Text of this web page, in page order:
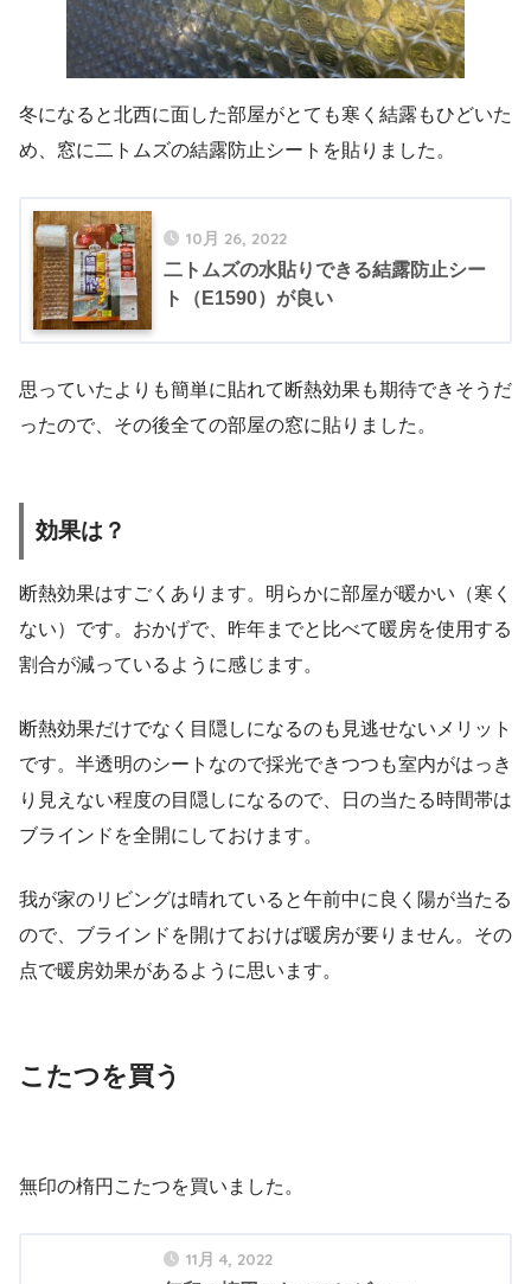
冬になると北西に面した部屋がとても寒く結露もひどいた
め、窓に二トムズの結露防止シートを貼りました。
10月 26, 2022
二トムズの水貼りできる結露防止シー
ト（E1590）が良い
思っていたよりも簡単に貼れて断熱効果も期待できそうだ
ったので、その後全ての部屋の窓に貼りました。
効果は？
断熱効果はすごくあります。明らかに部屋が暖かい（寒く
ない）です。おかげで、昨年までと比べて暖房を使用する
割合が減っているように感じます。
断熱効果だけでなく目隠しになるのも見逃せないメリット
です。半透明のシートなので採光できつつも室内がはっき
り見えない程度の目隠しになるので、日の当たる時間帯は
ブラインドを全開にしておけます。
我が家のリビングは晴れていると午前中に良く陽が当たる
ので、ブラインドを開けておけば暖房が要りません。その
点で暖房効果があるように思います。
こたつを買う
無印の楕円こたつを買いました。
11月 4, 2022